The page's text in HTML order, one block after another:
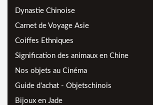
Dynastie Chinoise
Carnet de Voyage Asie
Coiffes Ethniques
Signification des animaux en Chine
Nos objets au Cinéma
Guide d'achat - Objetschinois
Bijoux en Jade